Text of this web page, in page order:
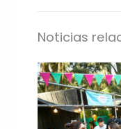
Noticias